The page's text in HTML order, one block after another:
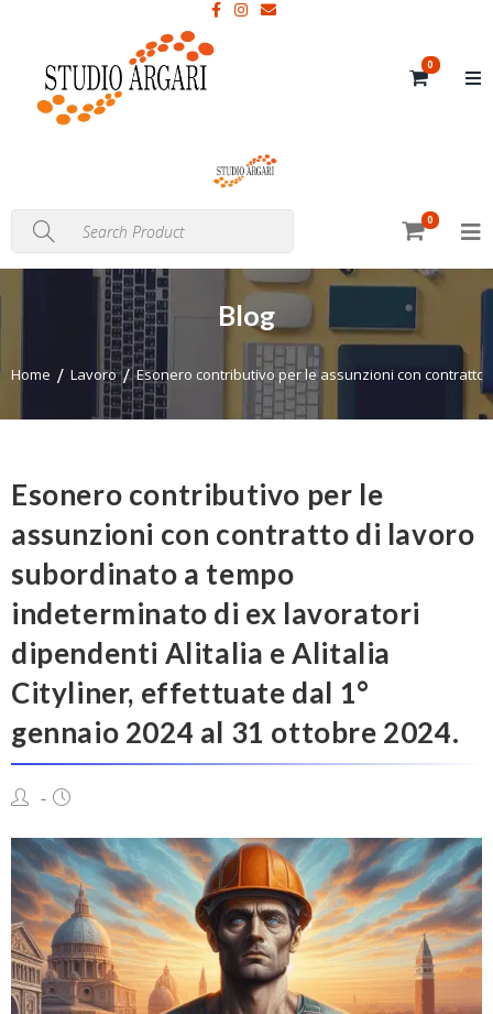
0
0
Blog
Home Lavoro Esonero contributivo per le assunzioni con
Esonero contributivo per le
assunzioni con contratto di lavoro
subordinato a tempo
indeterminato di ex lavoratori
dipendenti Alitalia e Alitalia
Cityliner, effettuate dal 1°
gennaio 2024 al 31 ottobre 2024.